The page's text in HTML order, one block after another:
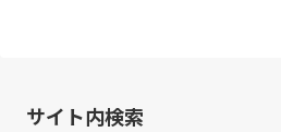
サイト内検索